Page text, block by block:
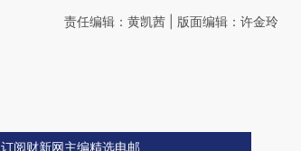
责任编辑：黄凯茜 | 版面编辑：许金玲
订阅财新网主编精选电邮